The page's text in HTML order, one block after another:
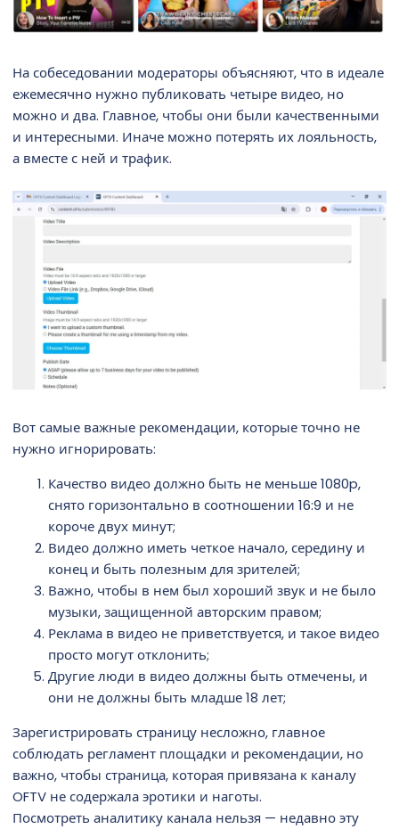
На собеседовании модераторы объясняют, что в идеале
ежемесячно нужно публиковать четыре видео, но
можно и два. Главное, чтобы они были качественными
и интересными. Иначе можно потерять их лояльность,
а вместе с ней и трафик.
Вот самые важные рекомендации, которые точно не
нужно игнорировать:
Качество видео должно быть не меньше 1080p,
снято горизонтально в соотношении 16:9 и не
короче двух минут;
Видео должно иметь четкое начало, середину и
конец и быть полезным для зрителей;
Важно, чтобы в нем был хороший звук и не было
музыки, защищенной авторским правом;
Реклама в видео не приветствуется, и такое видео
просто могут отклонить;
Другие люди в видео должны быть отмечены, и
они не должны быть младше 18 лет;
Зарегистрировать страницу несложно, главное
соблюдать регламент площадки и рекомендации, но
важно, чтобы страница, которая привязана к каналу
OFTV не содержала эротики и наготы.
Посмотреть аналитику канала нельзя — недавно эту